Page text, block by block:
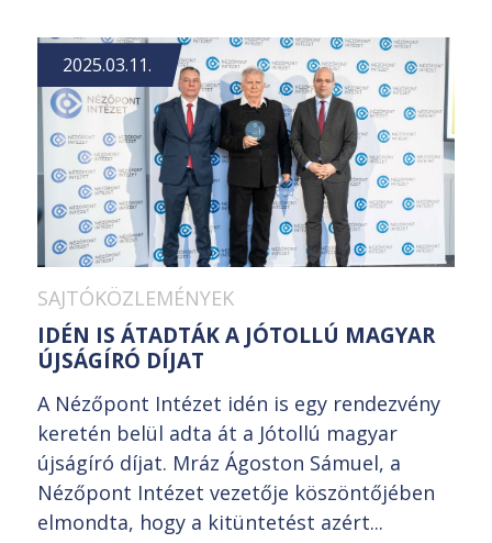
2025.03.11.
SAJTÓKÖZLEMÉNYEK
IDÉN IS ÁTADTÁK A JÓTOLLÚ MAGYAR
ÚJSÁGÍRÓ DÍJAT
A Nézőpont Intézet idén is egy rendezvény
keretén belül adta át a Jótollú magyar
újságíró díjat. Mráz Ágoston Sámuel, a
Nézőpont Intézet vezetője köszöntőjében
elmondta, hogy a kitüntetést azért...